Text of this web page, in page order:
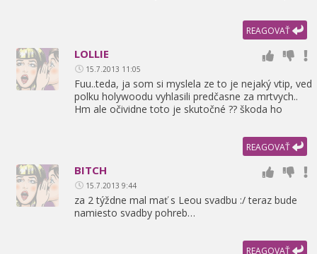
REAGOVAŤ
LOLLIE
15.7.2013 11:05
Fuu..teda, ja som si myslela ze to je nejaký vtip, ved
polku holywoodu vyhlasili predčasne za mrtvych..
Hm ale očividne toto je skutočné ?? škoda ho
REAGOVAŤ
BITCH
15.7.2013 9:44
za 2 týždne mal mať s Leou svadbu :/ teraz bude
namiesto svadby pohreb…
REAGOVAŤ